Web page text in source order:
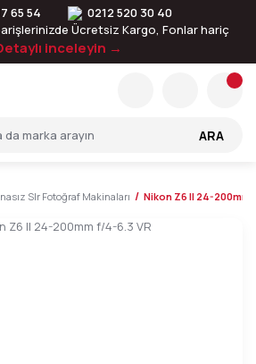
65 54
0212 520 30 40
Ücretsiz Kargo, Fonlar hariç
inceleyin →
ARA
Slr Fotoğraf Makinaları Nikon Z6 II 24-200mm